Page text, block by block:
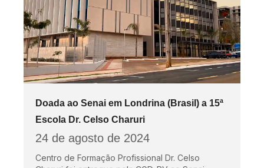
Doada ao Senai em Londrina (Brasil) a 15ª
Escola Dr. Celso Charuri
24 de agosto de 2024
Centro de Formação Profissional Dr. Celso